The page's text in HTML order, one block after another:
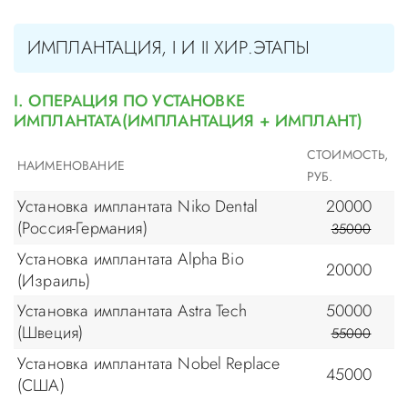
ИМПЛАНТАЦИЯ, I И II ХИР.ЭТАПЫ
I. ОПЕРАЦИЯ ПО УСТАНОВКЕ
ИМПЛАНТАТА(ИМПЛАНТАЦИЯ + ИМПЛАНТ)
НАИМЕНОВАНИЕ
СТОИМОСТЬ,
РУБ.
Установка имплантата Niko Dental
(Россия-Германия)
20000
35000
Установка имплантата Alpha Bio
(Израиль)
20000
Установка имплантата Astra Tech
(Швеция)
50000
55000
Установка имплантата Nobel Replace
(США)
45000